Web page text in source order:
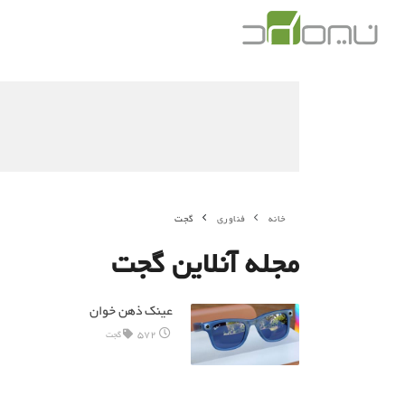
خانه فناوری گجت
مجله آنلاین گجت
عینک ذهن خوان
572 گجت